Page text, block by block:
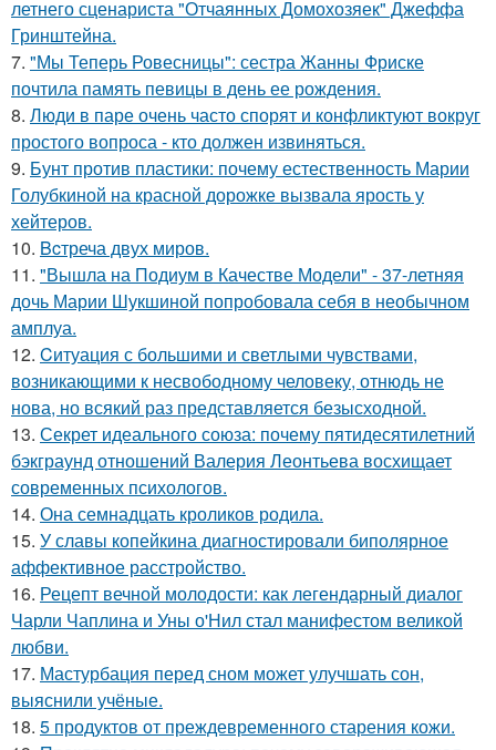
летнего сценариста "Отчаянных Домохозяек" Джеффа
Гринштейна.
7. "Мы Теперь Ровесницы": сестра Жанны Фриске
почтила память певицы в день ее рождения.
8. Люди в паре очень часто спорят и конфликтуют вокруг
простого вопроса - кто должен извиняться.
9. Бунт против пластики: почему естественность Марии
Голубкиной на красной дорожке вызвала ярость у
хейтеров.
10. Bcтреча двух миров.
11. "Вышла на Подиум в Качестве Модели" - 37-летняя
дочь Марии Шукшиной попробовала себя в необычном
амплуа.
12. Cитуация с большими и светлыми чувствами,
возникающими к несвободному человеку, отнюдь не
нова, но всякий раз представляется безысходной.
13. Секрет идеального союза: почему пятидесятилетний
бэкграунд отношений Валерия Леонтьева восхищает
современных психологов.
14. Она семнадцать кроликов родила.
15. У славы копейкина диагностировали биполярное
аффективное расстройство.
16. Рецепт вечной молодости: как легендарный диалог
Чарли Чаплина и Уны о'Нил стал манифестом великой
любви.
17. Мастурбация перед сном может улучшать сон,
выяснили учёные.
18. 5 продуктов от преждевременного старения кожи.